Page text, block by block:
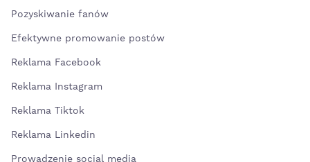
Pozyskiwanie fanów
Efektywne promowanie postów
Reklama Facebook
Reklama Instagram
Reklama Tiktok
Reklama Linkedin
Prowadzenie social media